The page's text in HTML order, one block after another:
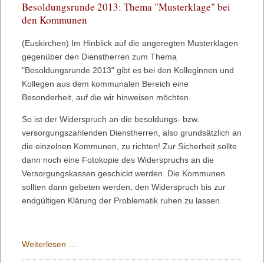
Oder
hat
Peer
Steinbrück
nur
vergaloppiert?
Besoldungsrunde 2013: Thema "Musterklage" bei
den Kommunen
(Euskirchen) Im Hinblick auf die angeregten Musterklagen
gegenüber den Dienstherren zum Thema
"Besoldungsrunde 2013" gibt es bei den Kolleginnen und
Kollegen aus dem kommunalen Bereich eine
Besonderheit, auf die wir hinweisen möchten.
So ist der Widerspruch an die besoldungs- bzw.
versorgungszahlenden Dienstherren, also grundsätzlich an
die einzelnen Kommunen, zu richten! Zur Sicherheit sollte
dann noch eine Fotokopie des Widerspruchs an die
Versorgungskassen geschickt werden. Die Kommunen
sollten dann gebeten werden, den Widerspruch bis zur
endgültigen Klärung der Problematik ruhen zu lassen.
Weiterlesen …